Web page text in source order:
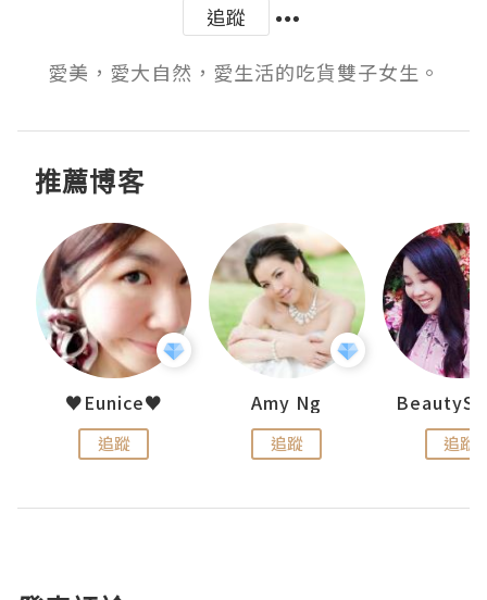
追蹤
愛美，愛大自然，愛生活的吃貨雙子女生。
推薦博客
♥Eunice♥
追蹤
Amy Ng
追蹤 追蹤